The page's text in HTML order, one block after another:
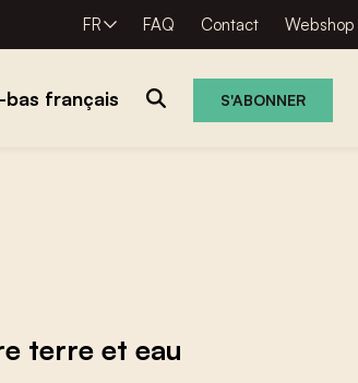
FR FAQ Contact Webshop
bas français S'ABONNER
terre et eau